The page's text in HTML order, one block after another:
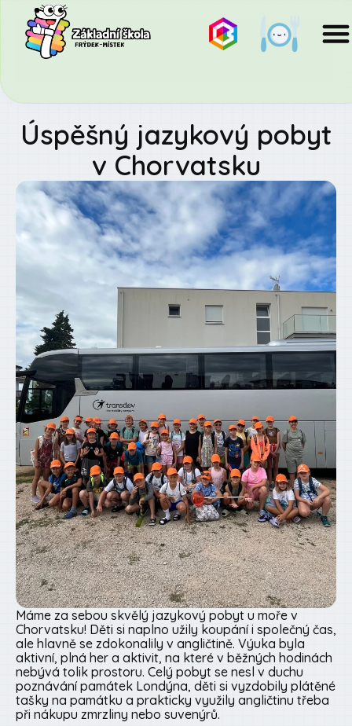
Úspěšný jazykový pobyt
v Chorvatsku
Máme za sebou skvělý jazykový pobyt u moře v
Chorvatsku! Děti si naplno užily koupání i společný čas,
ale hlavně se zdokonalily v angličtině. Výuka byla
aktivní, plná her a aktivit, na které v běžných hodinách
nebývá tolik prostoru. Celý pobyt se nesl v duchu
poznávání památek Londýna, děti si vyzdobily plátěné
tašky na památku a prakticky využily angličtinu třeba
při nákupu zmrzliny nebo suvenýrů.